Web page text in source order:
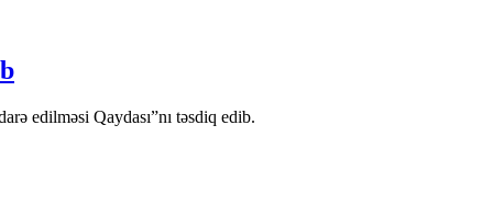
edilməsi Qaydası”nı təsdiq edib.